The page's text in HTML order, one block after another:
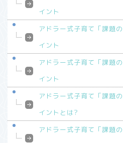
イント
アドラー式子育て「課題
イント
アドラー式子育て「課題
イント
アドラー式子育て「課題
イントとは?
アドラー式子育て「課題